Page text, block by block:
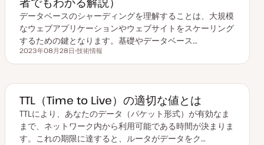
データベースのシャーディングを理解することは、大規模
なウェブアプリケーションやウェブサイトをスケーリング
するための鍵となります。基礎やデータベース…
更新日
2023年08月28日
ピ
ク
技術情報
TTL（Time to Live）の適切な値とは
TTLにより、あなたのデータ（パケット形式）が有効なま
まで、ネットワーク内から利用可能である時間が決まりま
す。これの期限に達すると、ルータがデータをク…